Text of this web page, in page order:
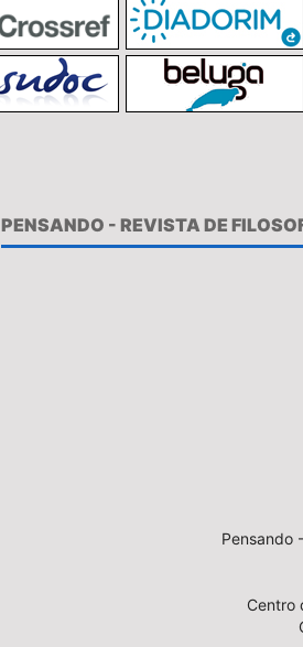
PENSANDO - REVISTA DE
Pensando
Centro